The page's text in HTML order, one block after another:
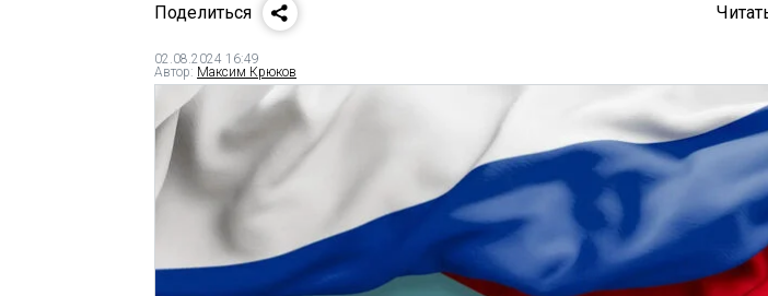
Поделиться
02.08.2024 16:49
Автор: Максим Крюков